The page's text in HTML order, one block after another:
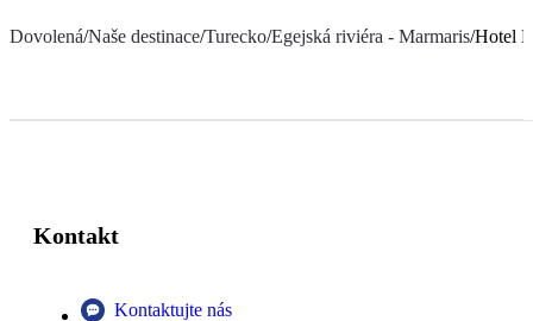
Dovolená/Naše destinace/Turecko/Egejská riviéra - Marmaris/Hotel
Kontakt
Kontaktujte nás